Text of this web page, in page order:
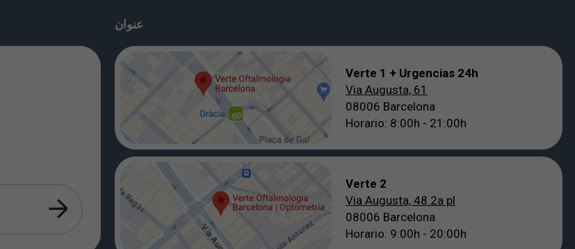
عنوان
Verte 1 + Urgencias 24h
Via Augusta, 61
08006 Barcelona
Horario: 8:00h - 21:00h
Verte 2
Via Augusta, 48 2a pl
08006 Barcelona
Horario: 9:00h - 20:00h